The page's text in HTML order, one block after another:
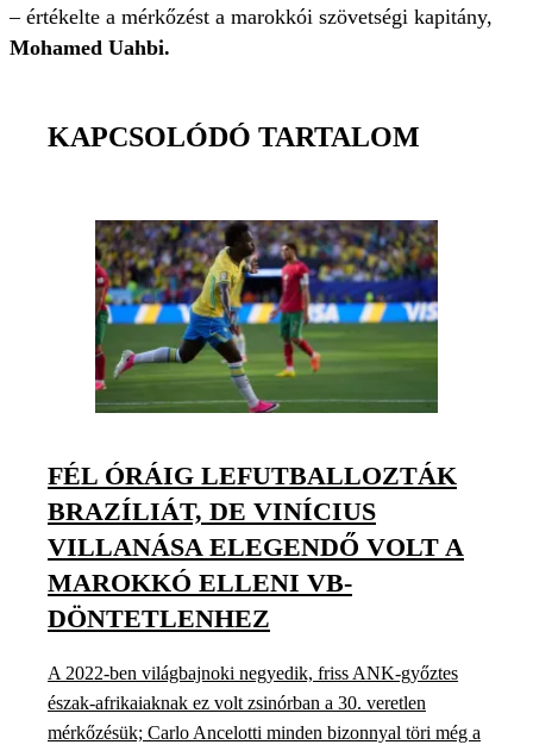
– értékelte a mérkőzést a marokkói szövetségi kapitány,
Mohamed Uahbi.
KAPCSOLÓDÓ TARTALOM
FÉL ÓRÁIG LEFUTBALLOZTÁK
BRAZÍLIÁT, DE VINÍCIUS
VILLANÁSA ELEGENDŐ VOLT A
MAROKKÓ ELLENI VB-
DÖNTETLENHEZ
A 2022-ben világbajnoki negyedik, friss ANK-győztes
észak-afrikaiaknak ez volt zsinórban a 30. veretlen
mérkőzésük; Carlo Ancelotti minden bizonnyal töri még a